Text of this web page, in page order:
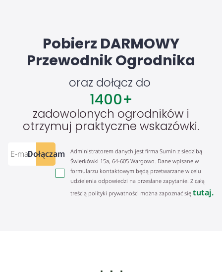
Pobierz DARMOWY
Przewodnik Ogrodnika
oraz dołącz do
zadowolonych ogrodników i
otrzymuj praktyczne wskazówki.
1400+
Dołączam
Administratorem danych jest firma Sumin z siedzibą
Świerkówki 15a, 64-605 Wargowo. Dane wpisane w
formularzu kontaktowym będą przetwarzane w celu
udzielenia odpowiedzi na przesłane zapytanie. Z całą
treścią polityki prywatności można zapoznać się tutaj.